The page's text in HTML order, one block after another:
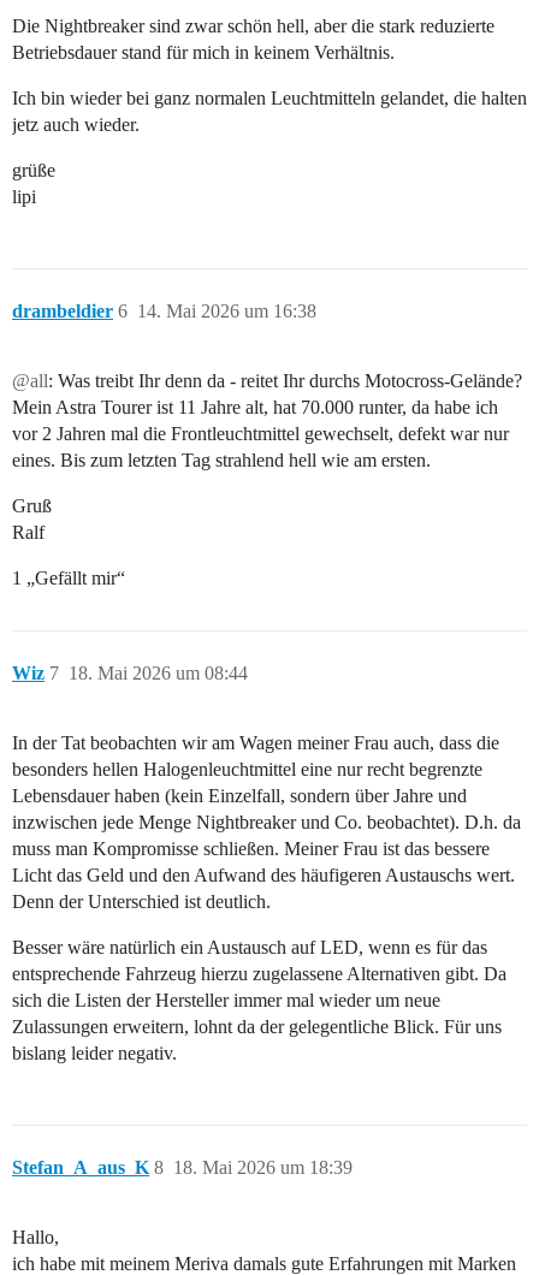
Die Nightbreaker sind zwar schön hell, aber die stark reduzierte
Betriebsdauer stand für mich in keinem Verhältnis.
Ich bin wieder bei ganz normalen Leuchtmitteln gelandet, die halten
jetz auch wieder.
grüße
lipi
drambeldier 14. Mai 2026 um 16:38
6
@all: Was treibt Ihr denn da - reitet Ihr durchs Motocross-Gelände?
Mein Astra Tourer ist 11 Jahre alt, hat 70.000 runter, da habe ich
vor 2 Jahren mal die Frontleuchtmittel gewechselt, defekt war nur
eines. Bis zum letzten Tag strahlend hell wie am ersten.
Gruß
Ralf
1 „Gefällt mir“
Wiz 18. Mai 2026 um 08:44
7
In der Tat beobachten wir am Wagen meiner Frau auch, dass die
besonders hellen Halogenleuchtmittel eine nur recht begrenzte
Lebensdauer haben (kein Einzelfall, sondern über Jahre und
inzwischen jede Menge Nightbreaker und Co. beobachtet). D.h. da
muss man Kompromisse schließen. Meiner Frau ist das bessere
Licht das Geld und den Aufwand des häufigeren Austauschs wert.
Denn der Unterschied ist deutlich.
Besser wäre natürlich ein Austausch auf LED, wenn es für das
entsprechende Fahrzeug hierzu zugelassene Alternativen gibt. Da
sich die Listen der Hersteller immer mal wieder um neue
Zulassungen erweitern, lohnt da der gelegentliche Blick. Für uns
bislang leider negativ.
Stefan_A_aus_K 18. Mai 2026 um 18:39
8
Hallo,
ich habe mit meinem Meriva damals gute Erfahrungen mit Marken